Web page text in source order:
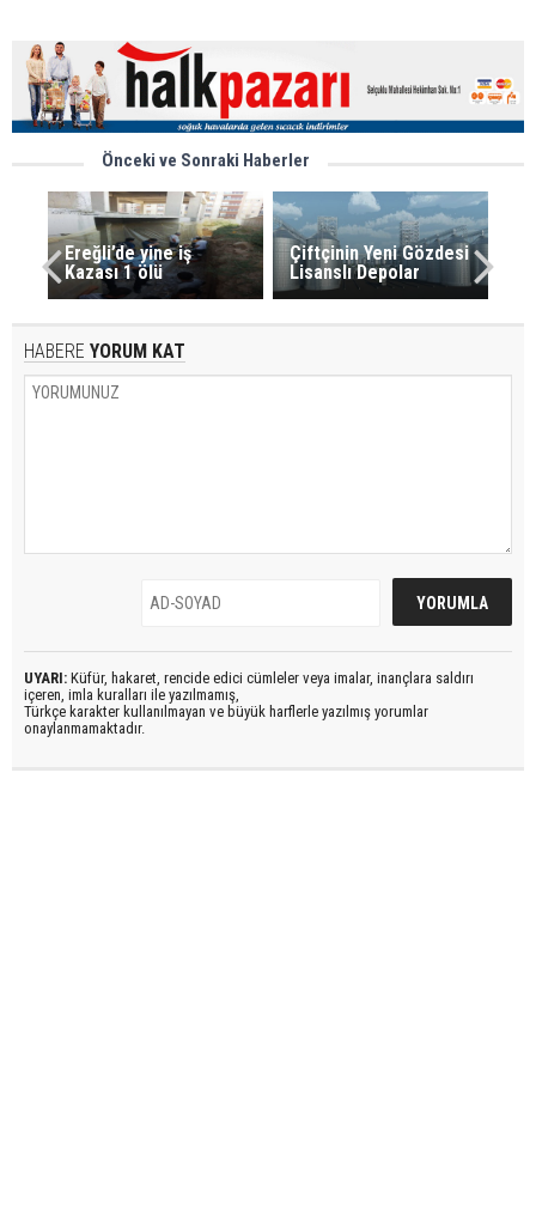
Önceki ve Sonraki Haberler
Ereğli’de yine iş
Kazası 1 ölü
Çiftçinin Yeni Gözdesi
Lisanslı Depolar
HABERE YORUM KAT
UYARI: Küfür, hakaret, rencide edici cümleler veya imalar, inançlara saldırı
içeren, imla kuralları ile yazılmamış,
Türkçe karakter kullanılmayan ve büyük harflerle yazılmış yorumlar
onaylanmamaktadır.